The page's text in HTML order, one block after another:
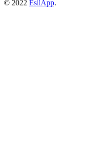
© 2022 EsilApp.